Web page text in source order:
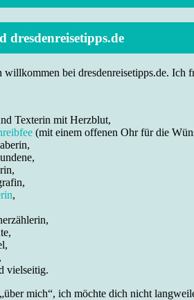
dresdenreisetipps.de
bei dresdenreisetipps.de. Ich
Texterin mit Herzblut,
(mit einem offenen Ohr für die
,
vielseitig.
mich“, ich möchte dich nicht